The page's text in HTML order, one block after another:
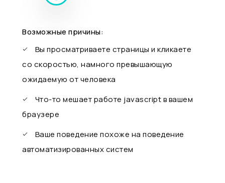
Возможные причины:
Вы просматриваете страницы и кликаете
со скоростью, намного превышающую
ожидаемую от человека
Что-то мешает работе javascript в вашем
браузере
Ваше поведение похоже на поведение
автоматизированных систем